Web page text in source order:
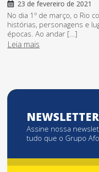
23 de fevereiro de 2021
No dia 1º de março, o Rio
histórias, personagens e
épocas. Ao andar […]
Leia mais
NEWSLETTER
Assine nossa
tudo que o Grupo